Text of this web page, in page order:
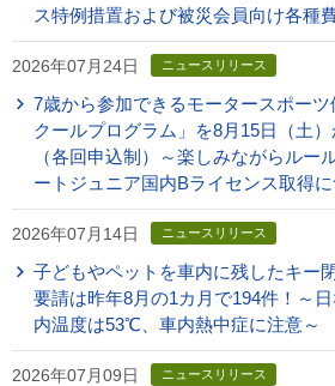
ス特例措置および被災会員向け各種
2026年07月24日 ニュースリリース
7歳から参加できるモータースポー
クールプログラム」を8月15日（土）
（各回申込制）～楽しみながらルー
ートジュニア国内Bライセンス取得
2026年07月14日 ニュースリリース
子どもやペットを車内に残したキー
要請は昨年8月の1カ月で194件！～
内温度は53℃、車内熱中症に注意～
2026年07月09日 ニュースリリース